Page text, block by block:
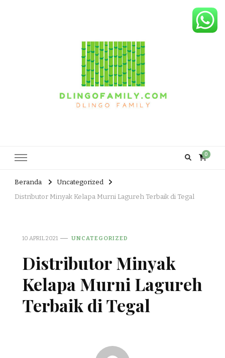
0
Beranda
Uncategorized
Distributor Minyak Kelapa Murni Lagureh Terbaik di Tegal
10 APRIL 2021 UNCATEGORIZED
Distributor Minyak
Kelapa Murni Lagureh
Terbaik di Tegal